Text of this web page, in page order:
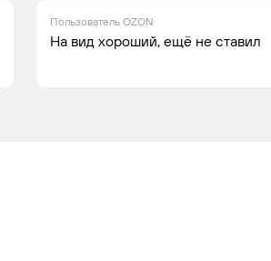
Пользователь OZON
На вид хороший, ещё не ставил